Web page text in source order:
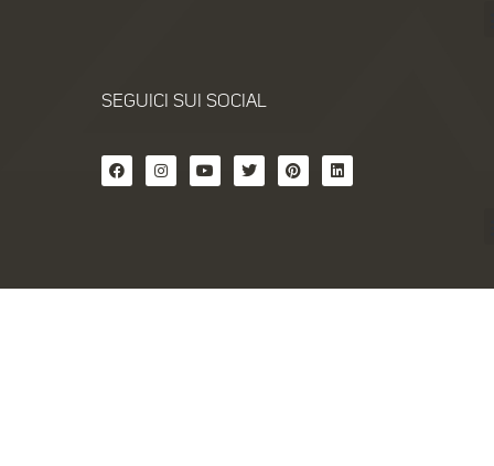
SEGUICI SUI SOCIAL